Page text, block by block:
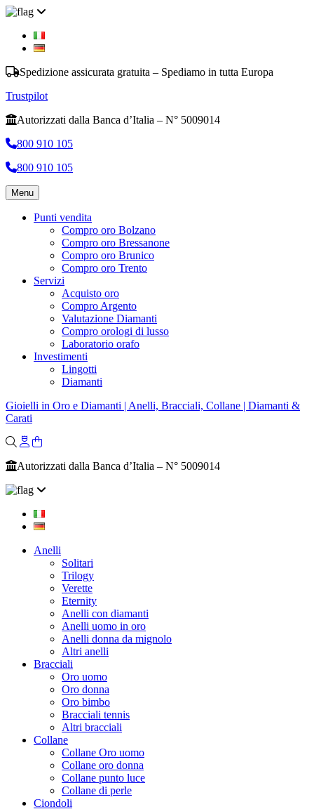
Spedizione assicurata gratuita – Spediamo in tutta Europa
Trustpilot
Autorizzati dalla Banca d’Italia – N° 5009014
800 910 105
800 910 105
Menu
Punti vendita
Compro oro Bolzano
Compro oro Bressanone
Compro oro Brunico
Compro oro Trento
Servizi
Acquisto oro
Compro Argento
Valutazione Diamanti
Compro orologi di lusso
Laboratorio orafo
Investimenti
Lingotti
Diamanti
Gioielli in Oro e Diamanti | Anelli, Bracciali, Collane | Diamanti &
Carati
Autorizzati dalla Banca d’Italia – N° 5009014
Anelli
Solitari
Trilogy
Verette
Eternity
Anelli con diamanti
Anelli uomo in oro
Anelli donna da mignolo
Altri anelli
Bracciali
Oro uomo
Oro donna
Oro bimbo
Bracciali tennis
Altri bracciali
Collane
Collane Oro uomo
Collane oro donna
Collane punto luce
Collane di perle
Ciondoli